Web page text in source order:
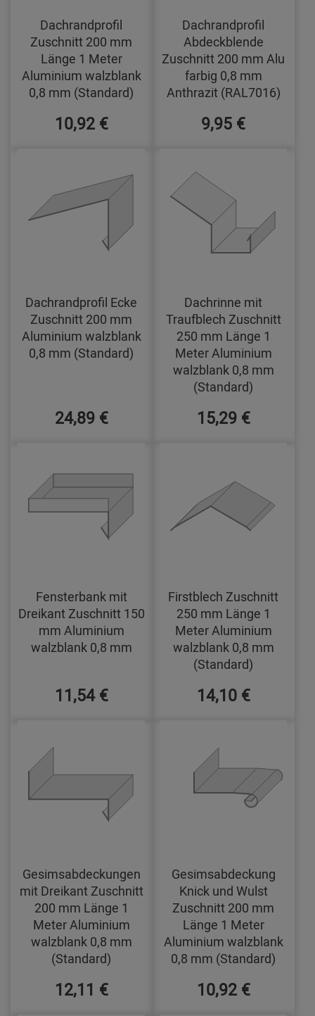
Dachrandprofil
Zuschnitt 200 mm
Länge 1 Meter
Aluminium walzblank
0,8 mm (Standard)
10,92 €
Dachrandprofil
Abdeckblende
Zuschnitt 200 mm Alu
farbig 0,8 mm
Anthrazit (RAL7016)
9,95 €
Dachrandprofil Ecke
Zuschnitt 200 mm
Aluminium walzblank
0,8 mm (Standard)
24,89 €
Dachrinne mit
Traufblech Zuschnitt
250 mm Länge 1
Meter Aluminium
walzblank 0,8 mm
(Standard)
15,29 €
Fensterbank mit
Dreikant Zuschnitt 150
mm Aluminium
walzblank 0,8 mm
11,54 €
Firstblech Zuschnitt
250 mm Länge 1
Meter Aluminium
walzblank 0,8 mm
(Standard)
14,10 €
Gesimsabdeckungen
mit Dreikant Zuschnitt
200 mm Länge 1
Meter Aluminium
walzblank 0,8 mm
(Standard)
12,11 €
Gesimsabdeckung
Knick und Wulst
Zuschnitt 200 mm
Länge 1 Meter
Aluminium walzblank
0,8 mm (Standard)
10,92 €